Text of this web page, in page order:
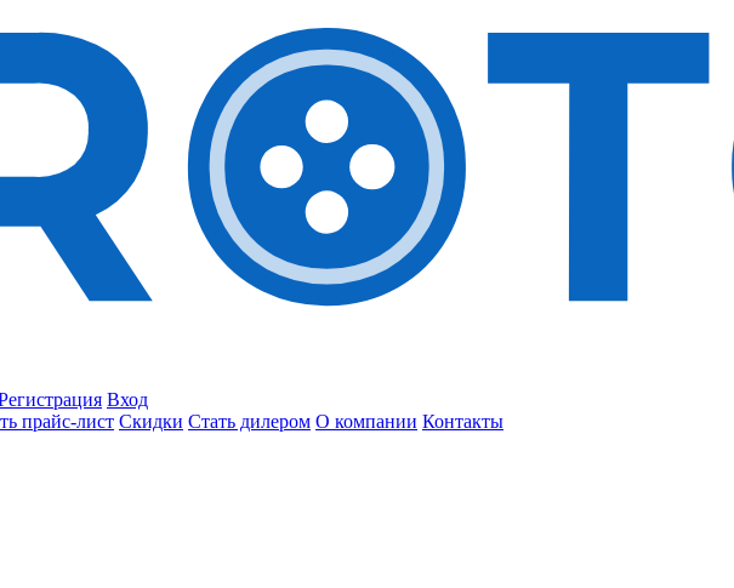
Вход
прайс-лист Скидки Стать дилером О компании Контакты